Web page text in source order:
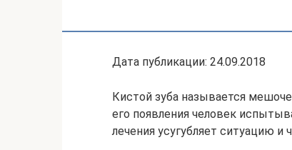
Дата публикации: 24.09.2018
Кистой зуба называется
его появления человек
лечения усугубляет ситуацию